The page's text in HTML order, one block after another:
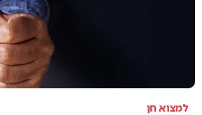
למצוא חן